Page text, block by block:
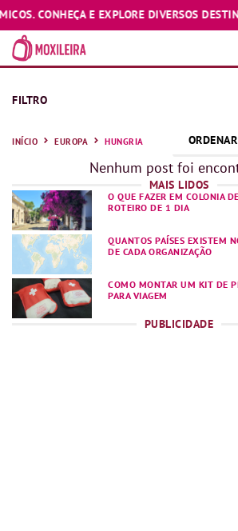
CONHEÇA E EXPLORE DIVERSOS
INÍCIO EUROPA HUNGRIA
Nenhum post foi
MAIS LIDOS
O QUE FAZER EM COLONIA
ROTEIRO DE 1 DIA
QUANTOS PAÍSES EXISTEM
DE CADA ORGANIZAÇÃO
COMO MONTAR UM KIT DE
PARA VIAGEM
PUBLICIDADE
FILTRO